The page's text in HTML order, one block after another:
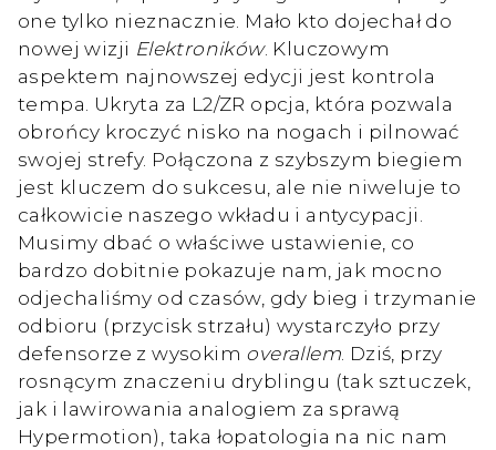
one tylko nieznacznie. Mało kto dojechał do
nowej wizji Elektroników. Kluczowym
aspektem najnowszej edycji jest kontrola
tempa. Ukryta za L2/ZR opcja, która pozwala
obrońcy kroczyć nisko na nogach i pilnować
swojej strefy. Połączona z szybszym biegiem
jest kluczem do sukcesu, ale nie niweluje to
całkowicie naszego wkładu i antycypacji.
Musimy dbać o właściwe ustawienie, co
bardzo dobitnie pokazuje nam, jak mocno
odjechaliśmy od czasów, gdy bieg i trzymanie
odbioru (przycisk strzału) wystarczyło przy
defensorze z wysokim overallem . Dziś, przy
rosnącym znaczeniu dryblingu (tak sztuczek,
jak i lawirowania analogiem za sprawą
Hypermotion), taka łopatologia na nic nam